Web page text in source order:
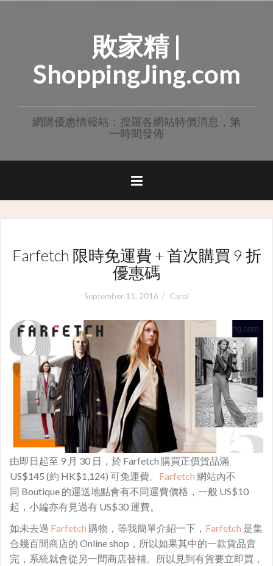
敗家精 |
ShoppingJing.com
網購優惠情報站：搜羅各網站特價消息，第
一時間發佈
Farfetch 限時免運費 + 首次購買 9 折
優惠碼
September 11, 2016 Carol
由即日起至 9 月 30 日，於 Farfetch 購買正價貨品滿
US$145 (約 HK$1,124) 可免運費。 Farfetch 網站內不
同 Boutique 的運送地點會有不同運費價格，一般 US$10
起，小編亦有見過有 US$30 運費。
如未去過 Farfetch 購物，等我簡單介紹一下， Farfetch 是集
合幾百間商店的 Online shop，所以如果其中的一款貨品賣
完，系統就會從另一間商店替補。所以見到有貨要立即買，